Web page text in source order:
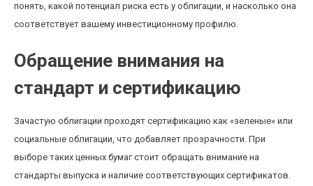
понять, какой потенциал риска есть у облигации, и насколько она
соответствует вашему инвестиционному профилю.
Обращение внимания на
стандарт и сертификацию
Зачастую облигации проходят сертификацию как «зеленые» или
социальные облигации, что добавляет прозрачности. При
выборе таких ценных бумаг стоит обращать внимание на
стандарты выпуска и наличие соответствующих сертификатов.